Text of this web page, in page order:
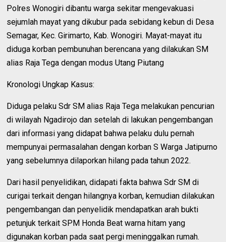
Polres Wonogiri dibantu warga sekitar mengevakuasi
sejumlah mayat yang dikubur pada sebidang kebun di Desa
Semagar, Kec. Girimarto, Kab. Wonogiri. Mayat-mayat itu
diduga korban pembunuhan berencana yang dilakukan SM
alias Raja Tega dengan modus Utang Piutang
Kronologi Ungkap Kasus:
Diduga pelaku Sdr SM alias Raja Tega melakukan pencurian
di wilayah Ngadirojo dan setelah di lakukan pengembangan
dari informasi yang didapat bahwa pelaku dulu pernah
mempunyai permasalahan dengan korban S Warga Jatipurno
yang sebelumnya dilaporkan hilang pada tahun 2022.
Dari hasil penyelidikan, didapati fakta bahwa Sdr SM di
curigai terkait dengan hilangnya korban, kemudian dilakukan
pengembangan dan penyelidik mendapatkan arah bukti
petunjuk terkait SPM Honda Beat warna hitam yang
digunakan korban pada saat pergi meninggalkan rumah.